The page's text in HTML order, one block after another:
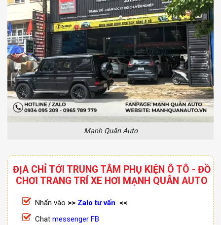
Mạnh Quân Auto
ĐỊA CHỈ TỚI TRUNG TÂM PHỤ KIỆN Ô TÔ - ĐỒ
CHƠI TRANG TRÍ XE HƠI MẠNH QUÂN AUTO
Nhấn vào >> Zalo tư vấn <<
Chat messenger FB